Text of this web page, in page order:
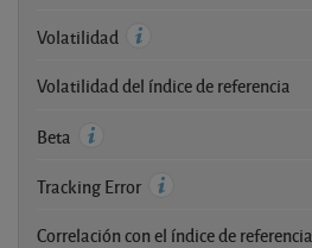
Volatilidad
Volatilidad del índice de referencia
Beta
Tracking Error
Correlación con el índice de referencia